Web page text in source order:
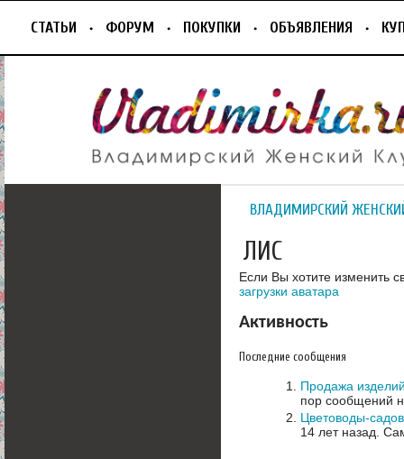
СТАТЬИ ФОРУМ ПОКУПКИ ОБЪЯВЛЕНИЯ
ВЛАДИМИРСКИЙ
ЛИС
Если Вы хотите изменить
загрузки аватара
Активность
Последние сообщения
Продажа
пор сообщений
Цветоводы-
14 лет назад.